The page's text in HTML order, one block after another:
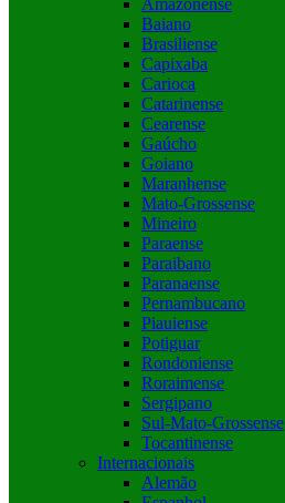
Baiano
Brasiliense
Capixaba
Carioca
Catarinense
Cearense
Gaúcho
Goiano
Maranhense
Mato-Grossense
Mineiro
Paraense
Paraibano
Paranaense
Pernambucano
Piauiense
Potiguar
Rondoniense
Roraimense
Sergipano
Sul-Mato-Grossense
Tocantinense
Internacionais
Alemão